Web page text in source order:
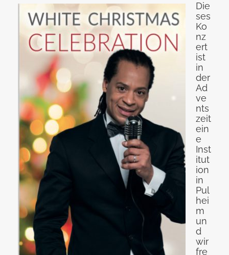
Die
ses
Ko
nz
ert
ist
in
der
Ad
ve
nts
zeit
ein
e
Inst
itut
ion
in
Pul
hei
m
un
d
wir
fre